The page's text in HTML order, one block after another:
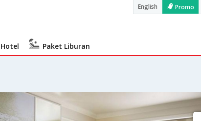
English Promo
Hotel Paket Liburan